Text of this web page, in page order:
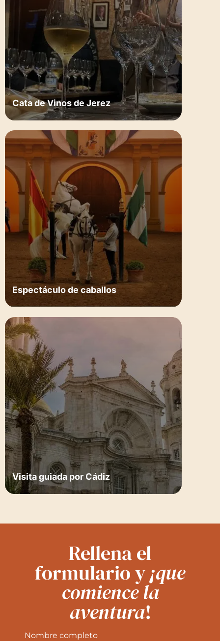
Cata de Vinos de Jerez
Espectáculo de caballos
Visita guiada por Cádiz
Rellena el
formulario y¡que
comience la
aventura!
Nombre completo